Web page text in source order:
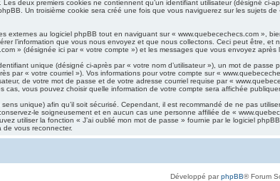
deux premiers cookies ne contiennent qu’un identifiant utilisateur (désigné
Un troisième cookie sera créé une fois que vous naviguerez sur les sujets
externes au logiciel phpBB tout en naviguant sur « www.quebecechecs.com »,
l’information que vous nous envoyez et que nous collectons. Ceci peut être,
» (désignée ici par « votre compte ») et les messages que vous envoyez
unique (désigné ci-après par « votre nom d’utilisateur »), un mot de
par « votre courriel »). Vos informations pour votre compte sur «
de votre mot de passe et de votre adresse courriel requise par «
cas, vous pouvez choisir quelle information de votre compte sera affichée
unique) afin qu’il soit sécurisé. Cependant, il est recommandé de ne pas
le soigneusement et en aucun cas une personne affiliée de «
utiliser la fonction « J’ai oublié mon mot de passe » fournie par le logiciel
vous reconnecter.
Développé parphpBB® Forum